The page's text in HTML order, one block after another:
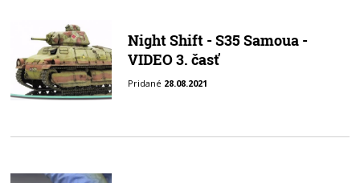
Night Shift - S35 Samoua -
VIDEO 3. časť
Pridané 28.08.2021